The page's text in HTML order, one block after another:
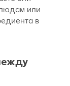
или
в